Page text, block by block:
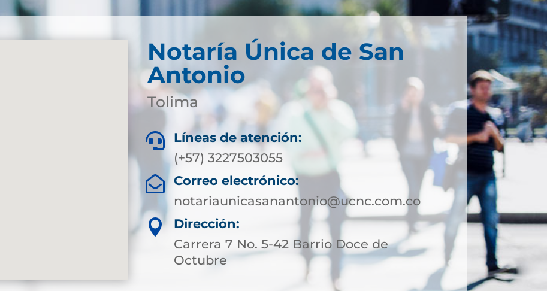
Notaría Única de San
Antonio
Tolima

Líneas de atención:
(+57) 3227503055

Correo electrónico:
notariaunicasanantonio@ucnc.com.co

Dirección:
Carrera 7 No. 5-42 Barrio Doce de
Octubre